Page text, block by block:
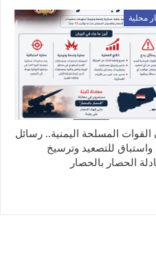
محلية
القوات المسلحة اليمنية.. رسائل
واستباق للتصعيد وترسيخ
الحصار بالحصار